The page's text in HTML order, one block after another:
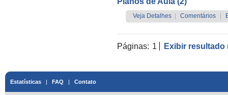
Veja Detalhes Comentários
Páginas: 1 Exibir resultado
Estatísticas | FAQ | Contato